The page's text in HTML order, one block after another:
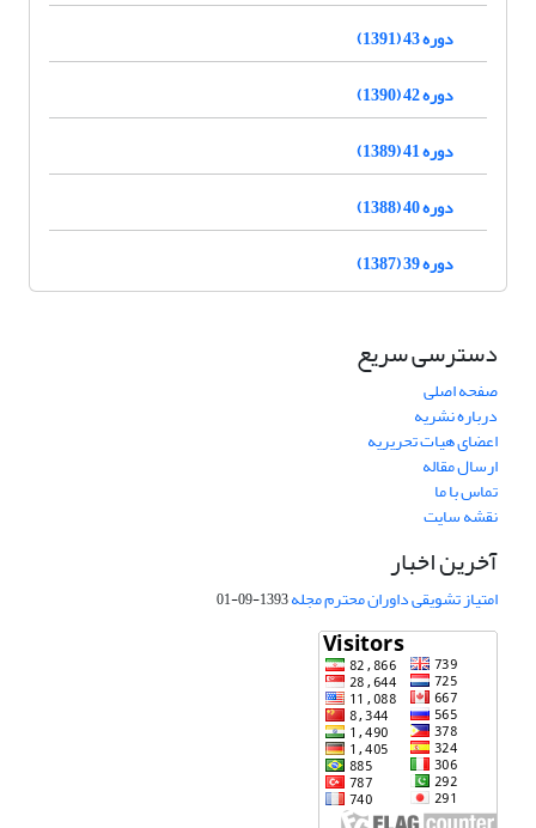
دوره 43 (1391)
دوره 42 (1390)
دوره 41 (1389)
دوره 40 (1388)
دوره 39 (1387)
دسترسی سریع
صفحه اصلی
درباره نشریه
اعضای هیات تحریریه
ارسال مقاله
تماس با ما
نقشه سایت
آخرین اخبار
امتیاز تشویقی داوران محترم مجله1393-09-01